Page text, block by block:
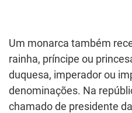
Um monarca também
rainha, príncipe ou
duquesa, imperador ou
denominações. Na
chamado de presidente